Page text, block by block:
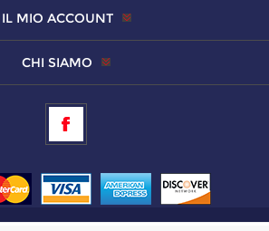
IL MIO ACCOUNT
CHI SIAMO